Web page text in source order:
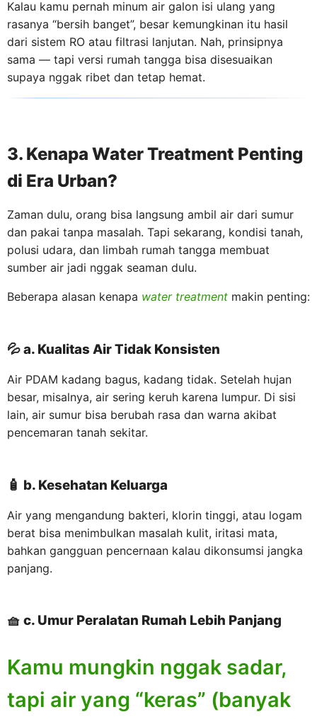
Kalau kamu pernah minum air galon isi ulang yang
rasanya “bersih banget”, besar kemungkinan itu hasil
dari sistem RO atau filtrasi lanjutan. Nah, prinsipnya
sama — tapi versi rumah tangga bisa disesuaikan
supaya nggak ribet dan tetap hemat.
3. Kenapa Water Treatment Penting
di Era Urban?
Zaman dulu, orang bisa langsung ambil air dari sumur
dan pakai tanpa masalah. Tapi sekarang, kondisi tanah,
polusi udara, dan limbah rumah tangga membuat
sumber air jadi nggak seaman dulu.
Beberapa alasan kenapa water treatment makin penting:
💦a. Kualitas Air Tidak Konsisten
Air PDAM kadang bagus, kadang tidak. Setelah hujan
besar, misalnya, air sering keruh karena lumpur. Di sisi
lain, air sumur bisa berubah rasa dan warna akibat
pencemaran tanah sekitar.
🧴 b. Kesehatan Keluarga
Air yang mengandung bakteri, klorin tinggi, atau logam
berat bisa menimbulkan masalah kulit, iritasi mata,
bahkan gangguan pencernaan kalau dikonsumsi jangka
panjang.
🧺 c. Umur Peralatan Rumah Lebih Panjang
Kamu mungkin nggak sadar,
tapi air yang “keras” (banyak